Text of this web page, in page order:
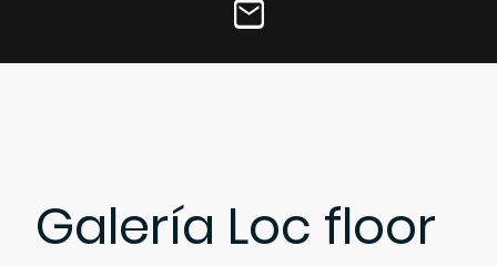
Galería Loc floor